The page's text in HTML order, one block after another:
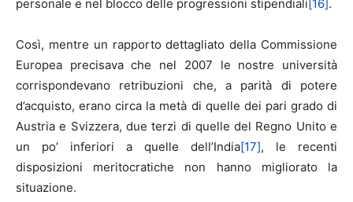
personale e nel blocco delle progressioni stipendiali[16].
Così, mentre un rapporto dettagliato della Commissione
Europea precisava che nel 2007 le nostre università
corrispondevano retribuzioni che, a parità di potere
d’acquisto, erano circa la metà di quelle dei pari grado di
Austria e Svizzera, due terzi di quelle del Regno Unito e
un po’ inferiori a quelle dell’India[17], le recenti
disposizioni meritocratiche non hanno migliorato la
situazione.